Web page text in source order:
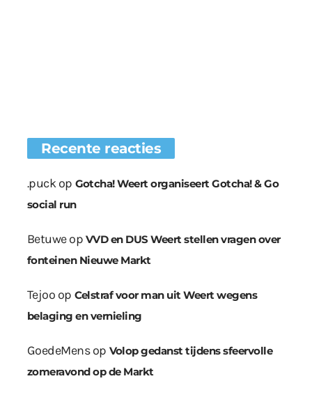
Recente reacties
.puckop Gotcha! Weert organiseert Gotcha! & Go
social run
Betuweop VVD en DUS Weert stellen vragen over
fonteinen Nieuwe Markt
Tejoo op Celstraf voor man uit Weert wegens
belaging en vernieling
GoedeMensop Volop gedanst tijdens sfeervolle
zomeravond op de Markt